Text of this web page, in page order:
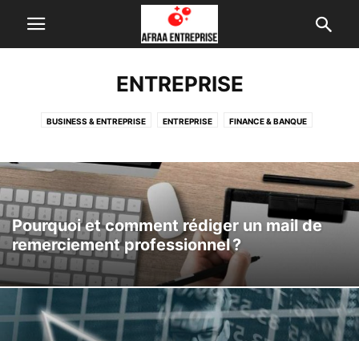
ENTREPRISE
BUSINESS & ENTREPRISE ENTREPRISE FINANCE & BANQUE
Pourquoi et comment rédiger un mail de
remerciement professionnel ?